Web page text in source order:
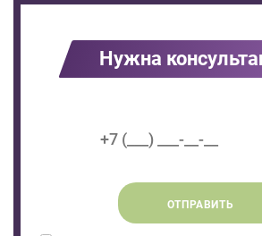
Нужна
ОТПРАВИТЬ